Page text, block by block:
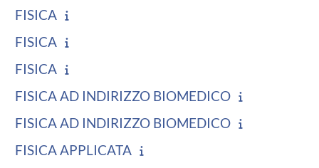
FISICA
FISICA
FISICA
FISICA AD INDIRIZZO BIOMEDICO
FISICA AD INDIRIZZO BIOMEDICO
FISICA APPLICATA